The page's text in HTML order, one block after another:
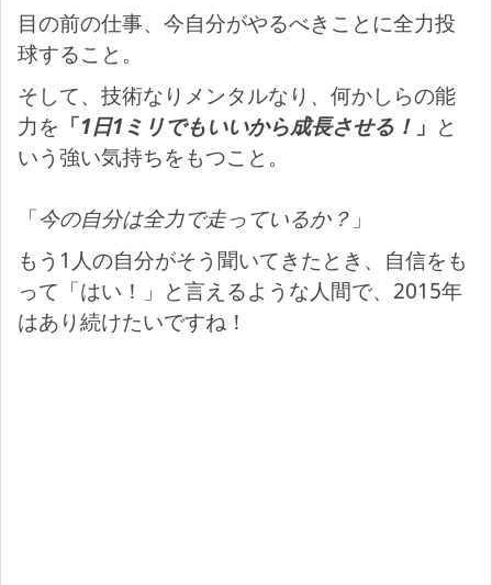
目の前の仕事、今自分がやるべきことに全力投
球すること。
そして、技術なりメンタルなり、何かしらの能
力を 「1日1ミリでもいいから成長させる！ 」 と
いう強い気持ちをもつこと。
「今の自分は全力で走っているか？ 」
もう1人の自分がそう聞いてきたとき、自信をも
って「はい！」と言えるような人間で、2015年
はあり続けたいですね！